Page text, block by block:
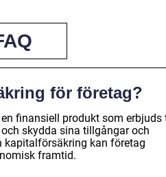
för företag?
finansiell produkt som erbjuds
skydda sina tillgångar och
kapitalförsäkring kan företag
framtid.